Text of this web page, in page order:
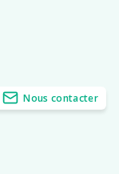
Nous contacter